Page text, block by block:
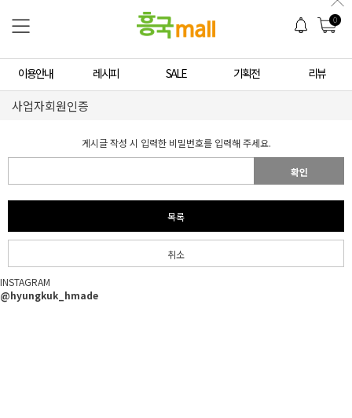
0
이용안내 레시피 SALE 기획전 리뷰
사업자회원인증
게시글 작성 시 입력한 비밀번호를 입력해 주세요.
확인
목록
취소
INSTAGRAM
@hyungkuk_hmade